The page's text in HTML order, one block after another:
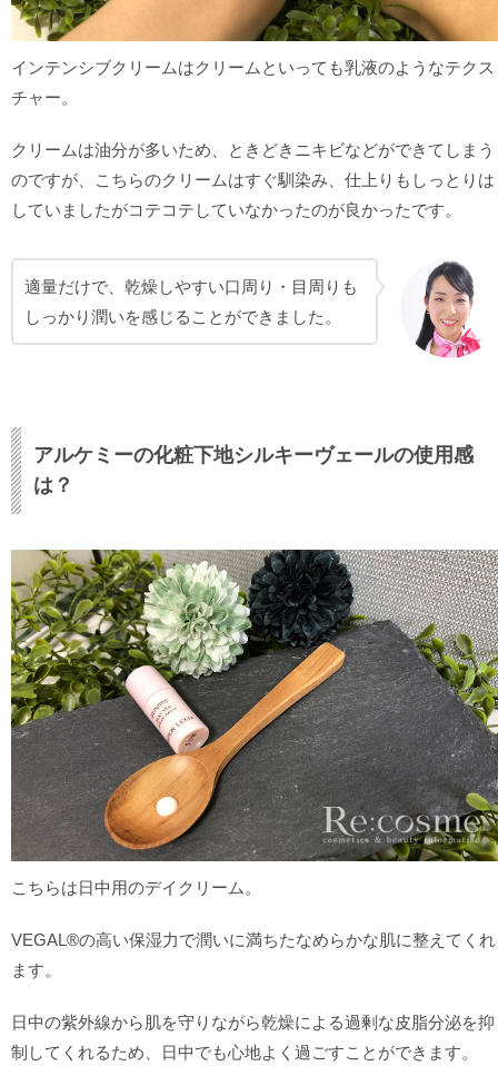
インテンシブクリームはクリームといっても乳液のようなテクス
チャー。
クリームは油分が多いため、ときどきニキビなどができてしまう
のですが、こちらのクリームはすぐ馴染み、仕上りもしっとりは
していましたがコテコテしていなかったのが良かったです。
適量だけで、乾燥しやすい口周り・目周りも
しっかり潤いを感じることができました。
アルケミーの化粧下地シルキーヴェールの使用感
は？
こちらは日中用のデイクリーム。
VEGAL®の高い保湿力で潤いに満ちたなめらかな肌に整えてくれ
ます。
日中の紫外線から肌を守りながら乾燥による過剰な皮脂分泌を抑
制してくれるため、日中でも心地よく過ごすことができます。